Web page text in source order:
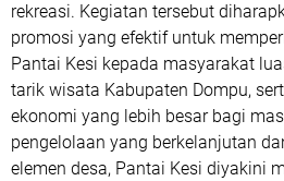
rekreasi. Kegiatan tersebut
promosi yang efektif untuk
Pantai Kesi kepada masyarakat
tarik wisata Kabupaten Dompu,
ekonomi yang lebih besar bagi
pengelolaan yang berkelanjutan
elemen desa, Pantai Kesi diyakini